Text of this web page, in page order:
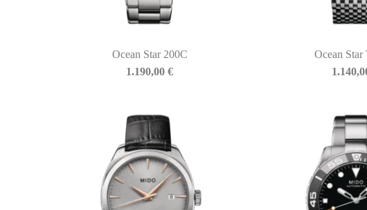
Ocean Star 200C
1.190,00€
Ocean Star
BIASINI JEWELRY
39012 Merano (BZ) – Italy
Telefono: +39 0473 236173
info@biasinijewelry.it
P.IVA: IT01508870217